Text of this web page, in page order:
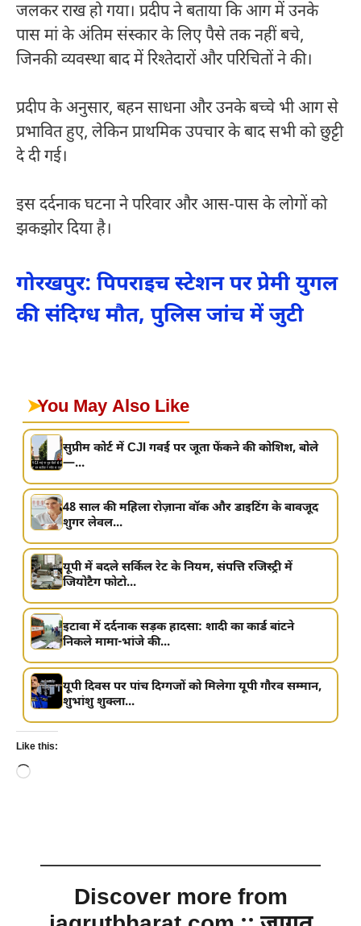
जलकर राख हो गया। प्रदीप ने बताया कि आग में उनके
पास मां के अंतिम संस्कार के लिए पैसे तक नहीं बचे,
जिनकी व्यवस्था बाद में रिश्तेदारों और परिचितों ने की।
प्रदीप के अनुसार, बहन साधना और उनके बच्चे भी आग से
प्रभावित हुए, लेकिन प्राथमिक उपचार के बाद सभी को छुट्टी
दे दी गई।
इस दर्दनाक घटना ने परिवार और आस-पास के लोगों को
झकझोर दिया है।
गोरखपुर: पिपराइच स्टेशन पर प्रेमी युगल
की संदिग्ध मौत, पुलिस जांच में जुटी
➤You May Also Like
सुप्रीम कोर्ट में CJI गवई पर जूता फेंकने की कोशिश, बोले
—...
48 साल की महिला रोज़ाना वॉक और डाइटिंग के बावजूद
शुगर लेवल...
यूपी में बदले सर्किल रेट के नियम, संपत्ति रजिस्ट्री में
जियोटैग फोटो...
इटावा में दर्दनाक सड़क हादसा: शादी का कार्ड बांटने
निकले मामा-भांजे की...
यूपी दिवस पर पांच दिग्गजों को मिलेगा यूपी गौरव सम्मान,
शुभांशु शुक्ला...
Like this:
Loading…
Discover more from